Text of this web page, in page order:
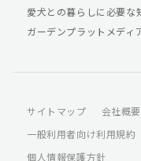
愛犬との暮らしに必要な
ガーデンプラットメディ
サイトマップ 会社概要
一般利用者向け利用規約
個人情報保護方針